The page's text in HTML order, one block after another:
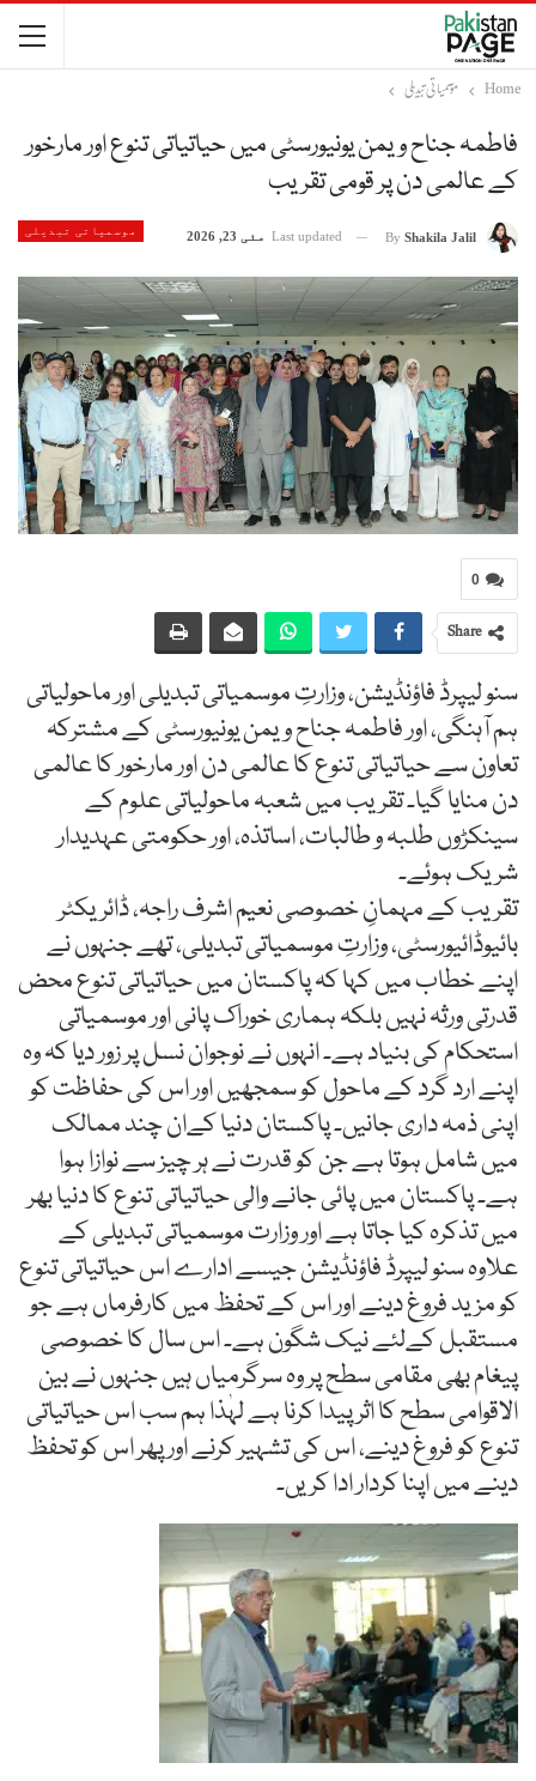
Home
موسمیاتی تبدیلی
فاطمہ جناح ویمن یونیورسٹی میں حیاتیاتی تنوع اور مارخور
کے عالمی دن پر قومی تقریب
موسمیاتی تبدیلی By Shakila Jalil
Last updated مئی 23, 2026
0
Share
سنو لیپرڈ فاؤنڈیشن، وزارتِ موسمیاتی تبدیلی اور ماحولیاتی
ہم آہنگی، اور فاطمہ جناح ویمن یونیورسٹی کے مشترکہ
تعاون سے حیاتیاتی تنوع کا عالمی دن اور مارخور کا عالمی
دن منایا گیا۔ تقریب میں شعبہ ماحولیاتی علوم کے
سینکڑوں طلبہ و طالبات، اساتذہ، اور حکومتی عہدیدار
شریک ہوئے۔
تقریب کے مہمانِ خصوصی نعیم اشرف راجہ، ڈائریکٹر
بائیوڈائیورسٹی، وزارتِ موسمیاتی تبدیلی، تھے جنہوں نے
اپنے خطاب میں کہا کہ پاکستان میں حیاتیاتی تنوع محض
قدرتی ورثہ نہیں بلکہ ہماری خوراک پانی اور موسمیاتی
استحکام کی بنیاد ہے۔ انہوں نے نوجوان نسل پر زور دیا کہ وہ
اپنے ارد گرد کے ماحول کو سمجھیں اور اس کی حفاظت کو
اپنی ذمہ داری جانیں۔ پاکستان دنیا کےان چند ممالک
میں شامل ہوتا ہے جن کو قدرت نے ہر چیز سے نوازا ہوا
ہے۔ پاکستان میں پائی جانے والی حیاتیاتی تنوع کا دنیا بھر
میں تذکرہ کیا جاتا ہے اور وزارت موسمیاتی تبدیلی کے
علاوہ سنو لیپرڈ فاؤنڈیشن جیسے ادارے اس حیاتیاتی تنوع
کو مزید فروغ دینے اور اس کے تحفظ میں کارفرماں ہے جو
مستقبل کےلئے نیک شگون ہے۔ اس سال کا خصوصی
پیغام بھی مقامی سطح پر وہ سرگرمیاں ہیں جنہوں نے بین
الاقوامی سطح کا اثر پیدا کرنا ہے لہٰذا ہم سب اس حیاتیاتی
تنوع کو فروغ دینے، اس کی تشہیر کرنے اور پھر اس کو تحفظ
دینے میں اپنا کردار ادا کریں۔